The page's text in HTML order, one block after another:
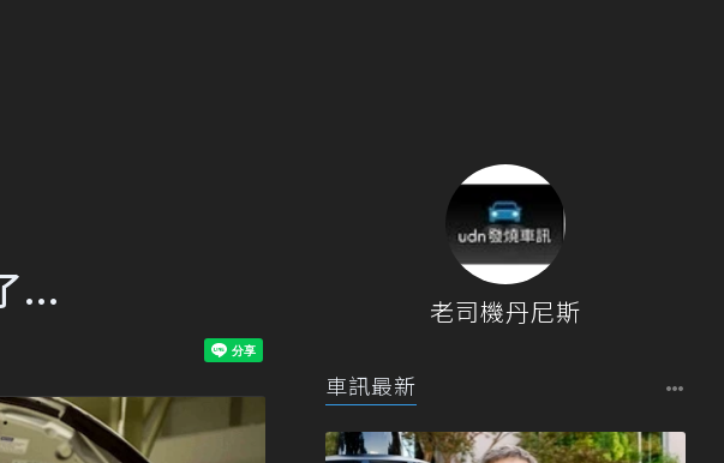
... 老司機丹尼斯
車訊最新